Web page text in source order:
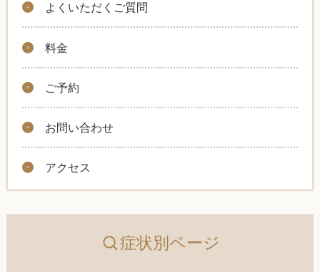
よくいただくご質問
料金
ご予約
お問い合わせ
アクセス
症状別ページ